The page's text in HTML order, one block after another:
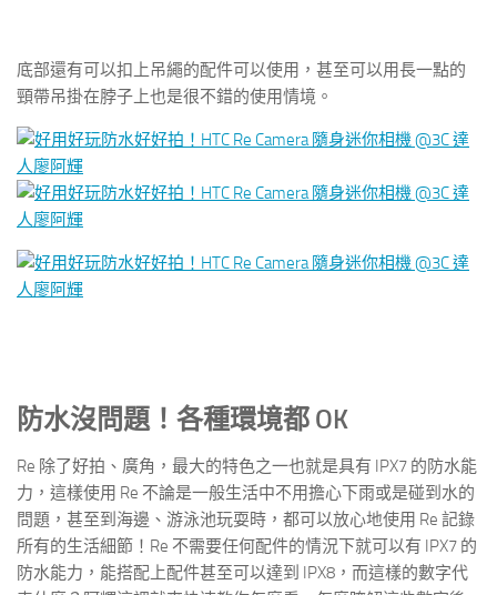
底部還有可以扣上吊繩的配件可以使用，甚至可以用長一點的
頸帶吊掛在脖子上也是很不錯的使用情境。
防水沒問題！各種環境都 OK
Re 除了好拍、廣角，最大的特色之一也就是具有 IPX7 的防水能
力，這樣使用 Re 不論是一般生活中不用擔心下雨或是碰到水的
問題，甚至到海邊、游泳池玩耍時，都可以放心地使用 Re 記錄
所有的生活細節！Re 不需要任何配件的情況下就可以有 IPX7 的
防水能力，能搭配上配件甚至可以達到 IPX8，而這樣的數字代